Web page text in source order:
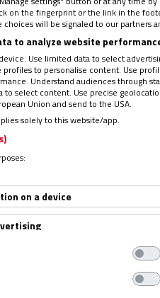
la HOAC recuerda que
“Los ‘trabajadores
14,8%”.
de los pequeños
los miembros de
y a trabajar para
repensar la
sea
la vida (el
también un diálogo
on the fingerprint or the link in the
will be signaled to our partners
to analyze website
Use limited data to select
to personalise content. Use
Understand audiences through
select content. Use precise
Union and send to the USA.
solely to this website/app.
on a device
advertising
advertising